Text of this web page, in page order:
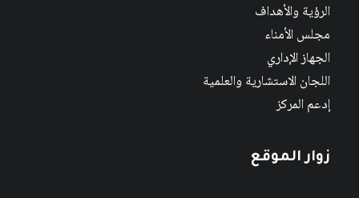
الرؤية والأهداف
مجلس الأمناء
الجهاز الإداري
اللجان الاستشارية والعلمية
إدعم المركز
زوار الموقع